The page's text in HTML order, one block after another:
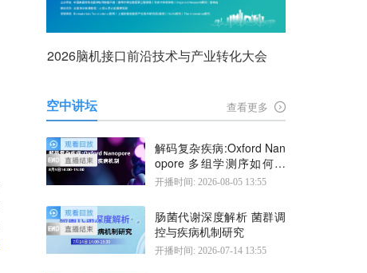
2026脑机接口前沿技术与产业转化大会
空中讲坛 查看更多
解码复杂疾病:Oxford Nan
opore 多组学测序如何揭
示疾病机制
开播时间: 2026-08-05 13:55
肠菌代谢深度解析 菌群调
控与疾病机制研究
开播时间: 2026-07-14 13:55